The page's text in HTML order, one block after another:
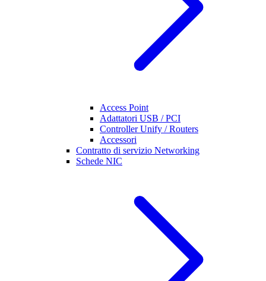
Access Point
Adattatori USB / PCI
Controller Unify / Routers
Accessori
Contratto di servizio Networking
Schede NIC